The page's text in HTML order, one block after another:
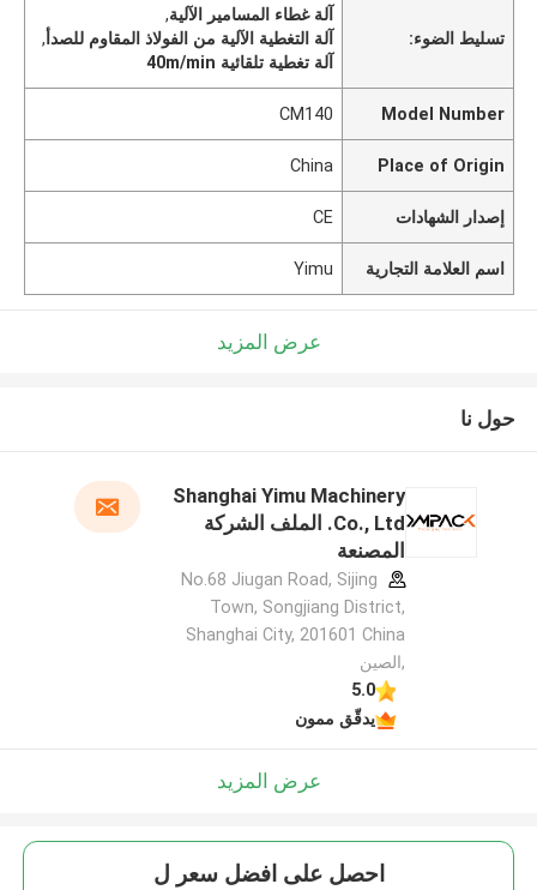
تسليط الضوء:
آلة غطاء المسامير الآلية,
آلة التغطية الآلية من الفولاذ المقاوم للصدأ,
آلة تغطية تلقائية 40m/min
Model Number
CM140
Place of Origin
China
إصدار الشهادات CE
اسم العلامة التجارية Yimu
عرض المزيد
حول نا
Shanghai Yimu Machinery
Co., Ltd. الملف الشركة
المصنعة
No.68 Jiugan Road, Sijing
Town, Songjiang District,
Shanghai City, 201601 China
,الصين
5.0
يدقّق ممون
عرض المزيد
احصل على افضل سعر ل